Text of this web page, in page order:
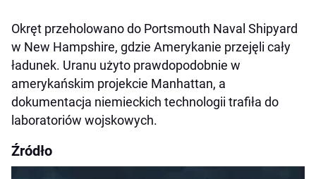
Okręt przeholowano do Portsmouth Naval Shipyard
w New Hampshire, gdzie Amerykanie przejęli cały
ładunek. Uranu użyto prawdopodobnie w
amerykańskim projekcie Manhattan, a
dokumentacja niemieckich technologii trafiła do
laboratoriów wojskowych.
Źródło